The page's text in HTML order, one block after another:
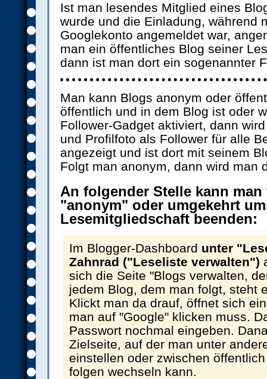
Ist man lesendes Mitglied eines
wurde und die Einladung, während
Googlekonto angemeldet war,
man ein öffentliches Blog seiner
dann ist man dort ein sogenannter
Man kann Blogs anonym oder
öffentlich und in dem Blog ist oder
Follower-Gadget aktiviert, dann
und Profilfoto als Follower für alle
angezeigt und ist dort mit seinem
Folgt man anonym, dann wird man
An folgender Stelle kann
"anonym" oder umgekehrt
Lesemitgliedschaft beenden:
Im Blogger-Dashboard unter
Zahnrad ("Leseliste verwalten")
sich die Seite "Blogs verwalten,
jedem Blog, dem man folgt, steht
Klickt man da drauf, öffnet sich
man auf "Google" klicken muss.
Passwort nochmal eingeben.
Zielseite, auf der man unter
einstellen oder zwischen
folgen wechseln kann.